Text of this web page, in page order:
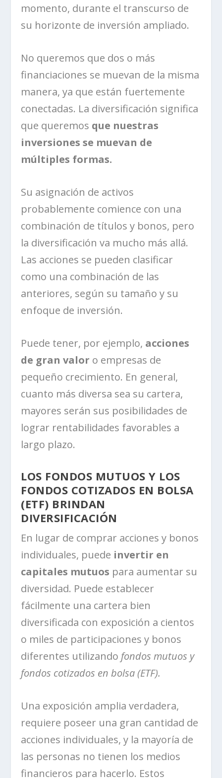
momento, durante el transcurso de
su horizonte de inversión ampliado.
No queremos que dos o más
financiaciones se muevan de la misma
manera, ya que están fuertemente
conectadas. La diversificación significa
que queremos que nuestras
inversiones se muevan de
múltiples formas.
Su asignación de activos
probablemente comience con una
combinación de títulos y bonos, pero
la diversificación va mucho más allá.
Las acciones se pueden clasificar
como una combinación de las
anteriores, según su tamaño y su
enfoque de inversión.
Puede tener, por ejemplo, acciones
de gran valor o empresas de
pequeño crecimiento. En general,
cuanto más diversa sea su cartera,
mayores serán sus posibilidades de
lograr rentabilidades favorables a
largo plazo.
LOS FONDOS MUTUOS Y LOS
FONDOS COTIZADOS EN BOLSA
(ETF) BRINDAN
DIVERSIFICACIÓN
En lugar de comprar acciones y bonos
individuales, puede invertir en
capitales mutuos para aumentar su
diversidad. Puede establecer
fácilmente una cartera bien
diversificada con exposición a cientos
o miles de participaciones y bonos
diferentes utilizando fondos mutuos y
fondos cotizados en bolsa (ETF).
Una exposición amplia verdadera,
requiere poseer una gran cantidad de
acciones individuales, y la mayoría de
las personas no tienen los medios
financieros para hacerlo. Estos